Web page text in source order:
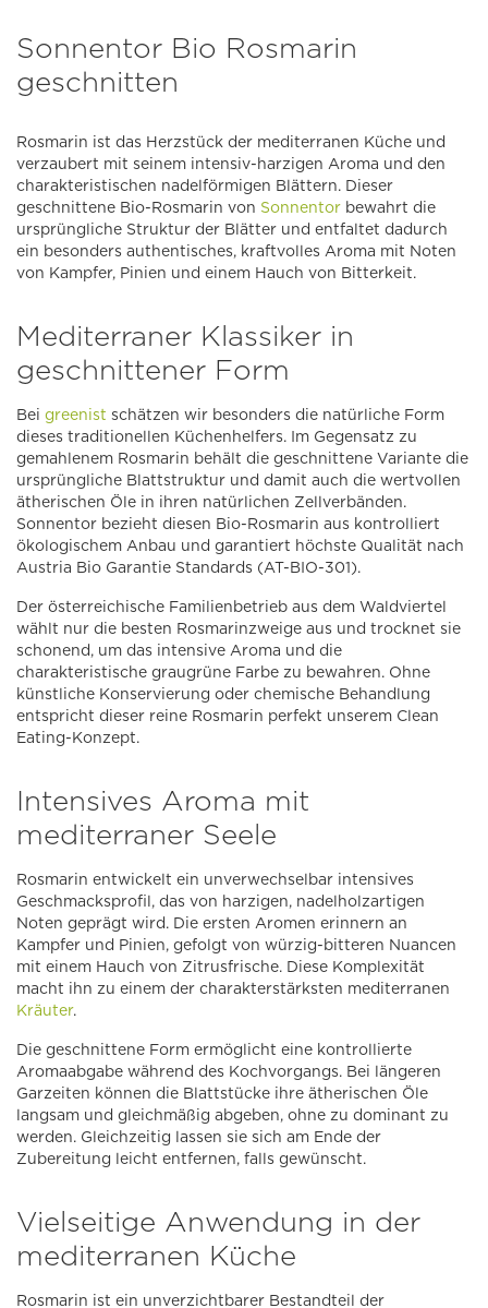
Sonnentor Bio Rosmarin
geschnitten
Rosmarin ist das Herzstück der mediterranen Küche und
verzaubert mit seinem intensiv-harzigen Aroma und den
charakteristischen nadelförmigen Blättern. Dieser
geschnittene Bio-Rosmarin von Sonnentor bewahrt die
ursprüngliche Struktur der Blätter und entfaltet dadurch
ein besonders authentisches, kraftvolles Aroma mit Noten
von Kampfer, Pinien und einem Hauch von Bitterkeit.
Mediterraner Klassiker in
geschnittener Form
Bei greenist schätzen wir besonders die natürliche Form
dieses traditionellen Küchenhelfers. Im Gegensatz zu
gemahlenem Rosmarin behält die geschnittene Variante die
ursprüngliche Blattstruktur und damit auch die wertvollen
ätherischen Öle in ihren natürlichen Zellverbänden.
Sonnentor bezieht diesen Bio-Rosmarin aus kontrolliert
ökologischem Anbau und garantiert höchste Qualität nach
Austria Bio Garantie Standards (AT-BIO-301).
Der österreichische Familienbetrieb aus dem Waldviertel
wählt nur die besten Rosmarinzweige aus und trocknet sie
schonend, um das intensive Aroma und die
charakteristische graugrüne Farbe zu bewahren. Ohne
künstliche Konservierung oder chemische Behandlung
entspricht dieser reine Rosmarin perfekt unserem Clean
Eating-Konzept.
Intensives Aroma mit
mediterraner Seele
Rosmarin entwickelt ein unverwechselbar intensives
Geschmacksprofil, das von harzigen, nadelholzartigen
Noten geprägt wird. Die ersten Aromen erinnern an
Kampfer und Pinien, gefolgt von würzig-bitteren Nuancen
mit einem Hauch von Zitrusfrische. Diese Komplexität
macht ihn zu einem der charakterstärksten mediterranen
Kräuter.
Die geschnittene Form ermöglicht eine kontrollierte
Aromaabgabe während des Kochvorgangs. Bei längeren
Garzeiten können die Blattstücke ihre ätherischen Öle
langsam und gleichmäßig abgeben, ohne zu dominant zu
werden. Gleichzeitig lassen sie sich am Ende der
Zubereitung leicht entfernen, falls gewünscht.
Vielseitige Anwendung in der
mediterranen Küche
Rosmarin ist ein unverzichtbarer Bestandteil der